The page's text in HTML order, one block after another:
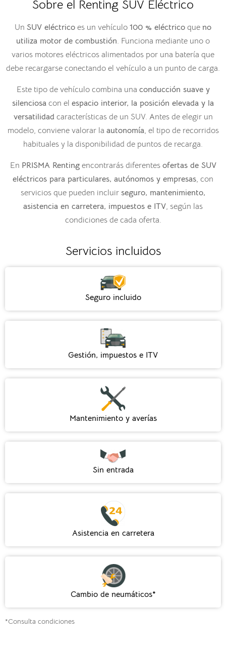
Sobre el Renting SUV Eléctrico
Un SUV eléctrico es un vehículo 100 % eléctrico que no
utiliza motor de combustión. Funciona mediante uno o
varios motores eléctricos alimentados por una batería que
debe recargarse conectando el vehículo a un punto de carga.
Este tipo de vehículo combina una conducción suave y
silenciosa con el espacio interior, la posición elevada y la
versatilidad características de un SUV. Antes de elegir un
modelo, conviene valorar la autonomía, el tipo de recorridos
habituales y la disponibilidad de puntos de recarga.
En PRISMA Rentingencontrarás diferentes ofertas de SUV
eléctricos para particulares, autónomos y empresas, con
servicios que pueden incluir seguro, mantenimiento,
asistencia en carretera, impuestos e ITV, según las
condiciones de cada oferta.
Servicios incluidos
Seguro incluido
Gestión, impuestos e ITV
Mantenimiento y averías
Sin entrada
Asistencia en carretera
Cambio de neumáticos*
*Consulta condiciones